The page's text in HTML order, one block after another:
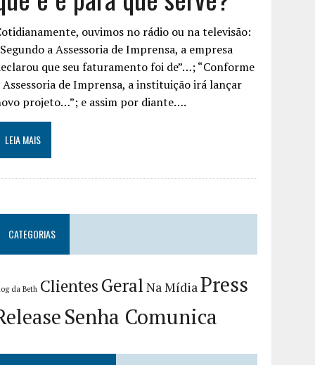
ouvimos no rádio ou na televisão:
a Assessoria de Imprensa, a empresa
que seu faturamento foi de”…; “Conforme
Assessoria de Imprensa, a instituição irá lançar
projeto…”; e assim por diante….
LEIA MAIS
CATEGORIAS
da Beth ClientesGeral Na MídiaPress
Senha Comunica